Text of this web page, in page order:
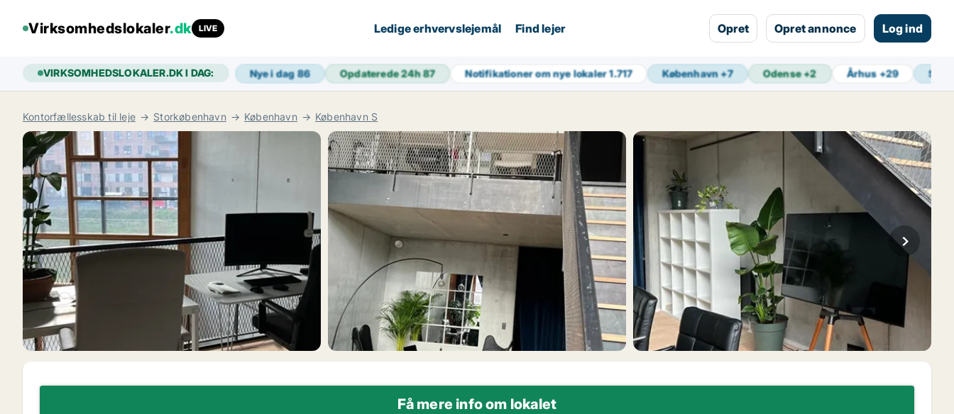
Virksomhedslokaler.dk LIVE Ledige erhvervslejemål Find lejer Opret Opret annonce Log ind
VIRKSOMHEDSLOKALER.DK I DAG: Nye i dag86 Opdaterede 24h87 Notifikationer om nye lokaler1.717 København+7 Odense+2 Århus+29
Kontorfællesskab til leje Storkøbenhavn København København S
Få mere info om lokalet